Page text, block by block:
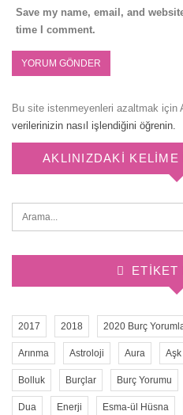
Save my name, email, and
time I comment.
Bu site istenmeyenleri azaltmak için
verilerinizin nasıl işlendiğini öğrenin.
AKLINIZDAKI KELIME
ETIKET
2017 2018 2020 Burç
Arınma Astroloji Aura Aşk
Bolluk Burçlar Burç Yorumu
Dua Enerji Esma-ül Hüsna